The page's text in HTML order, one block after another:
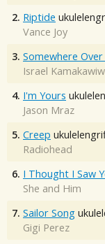
2. Riptide
Vance Joy
3. Somewhere
Israel
4. I'm Yours
Jason Mraz
5. Creep
Radiohead
6. I Thought I Saw
She and Him
7. Sailor Song
Gigi Perez